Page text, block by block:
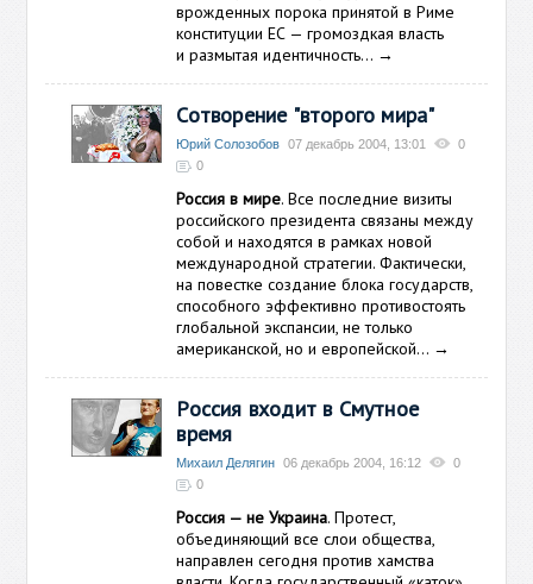
врожденных порока принятой в Риме
конституции ЕС — громоздкая власть
и размытая идентичность… →
Сотворение "второго мира"
Юрий Солозобов 07 декабрь 2004, 13:01
0
0
Россия в мире. Все последние визиты
российского президента связаны между
собой и находятся в рамках новой
международной стратегии. Фактически,
на повестке создание блока государств,
способного эффективно противостоять
глобальной экспансии, не только
американской, но и европейской… →
Россия входит в Смутное
время
Михаил Делягин 06 декабрь 2004, 16:12
0
0
Россия — не Украина. Протест,
объединяющий все слои общества,
направлен сегодня против хамства